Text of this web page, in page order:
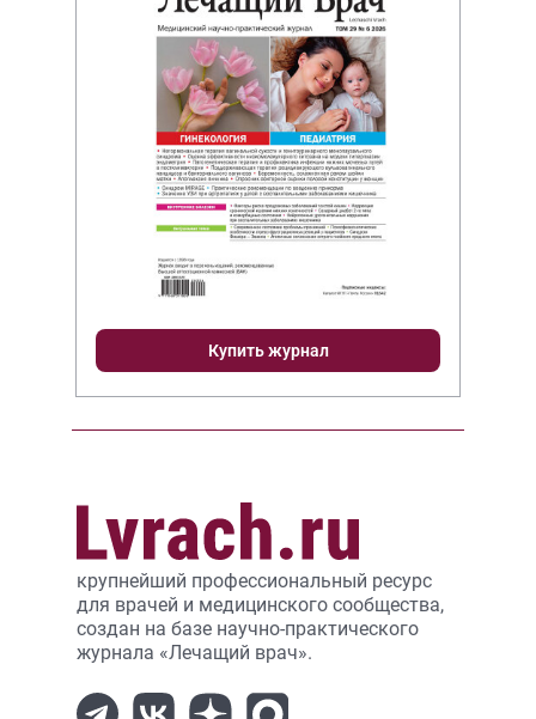
Купить журнал
крупнейший профессиональный ресурс
для врачей и медицинского сообщества,
создан на базе научно-практического
журнала «Лечащий врач».